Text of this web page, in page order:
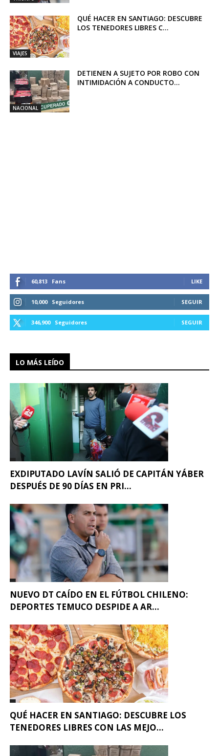
VIAJES
QUÉ HACER EN SANTIAGO: DESCUBRE
LOS TENEDORES LIBRES C...
NACIONAL
DETIENEN A SUJETO POR ROBO CON
INTIMIDACIÓN A CONDUCTO...
60,813 Fans LIKE
10,000 Seguidores SEGUIR
346,900 Seguidores SEGUIR
LO MÁS LEÍDO
EXDIPUTADO LAVÍN SALIÓ DE CAPITÁN YÁBER
DESPUÉS DE 90 DÍAS EN PRI...
NUEVO DT CAÍDO EN EL FÚTBOL CHILENO:
DEPORTES TEMUCO DESPIDE A AR...
QUÉ HACER EN SANTIAGO: DESCUBRE LOS
TENEDORES LIBRES CON LAS MEJO...